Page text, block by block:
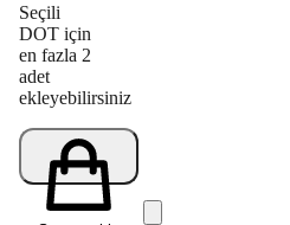
Seçili
DOT için
en fazla 2
adet
ekleyebilirsiniz